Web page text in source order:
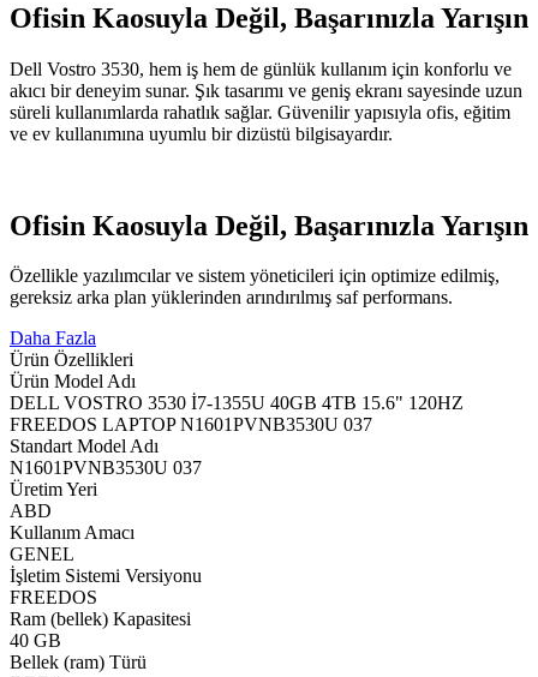
Ofisin Kaosuyla Değil, Başarınızla Yarışın
Dell Vostro 3530, hem iş hem de günlük kullanım için konforlu ve
akıcı bir deneyim sunar. Şık tasarımı ve geniş ekranı sayesinde uzun
süreli kullanımlarda rahatlık sağlar. Güvenilir yapısıyla ofis, eğitim
ve ev kullanımına uyumlu bir dizüstü bilgisayardır.
Ofisin Kaosuyla Değil, Başarınızla Yarışın
Özellikle yazılımcılar ve sistem yöneticileri için optimize edilmiş,
gereksiz arka plan yüklerinden arındırılmış saf performans.
Daha Fazla
Ürün Özellikleri
Ürün Model Adı
DELL VOSTRO 3530 İ7-1355U 40GB 4TB 15.6" 120HZ
FREEDOS LAPTOP N1601PVNB3530U 037
Standart Model Adı
N1601PVNB3530U 037
Üretim Yeri
ABD
Kullanım Amacı
GENEL
İşletim Sistemi Versiyonu
FREEDOS
Ram (bellek) Kapasitesi
40 GB
Bellek (ram) Türü